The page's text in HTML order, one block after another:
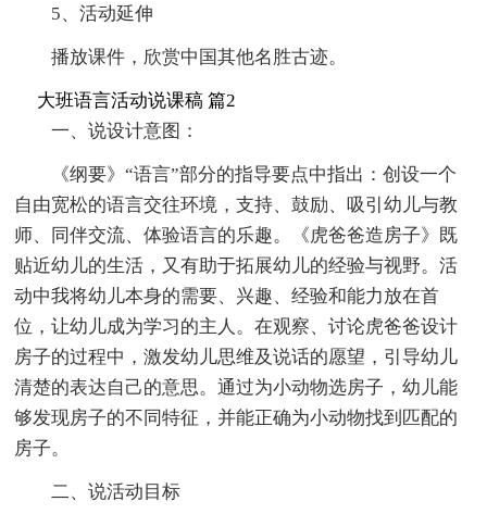
5、活动延伸
播放课件，欣赏中国其他名胜古迹。
大班语言活动说课稿 篇2
一、说设计意图：
《纲要》“语言”部分的指导要点中指出：创设一个
自由宽松的语言交往环境，支持、鼓励、吸引幼儿与教
师、同伴交流、体验语言的乐趣。《虎爸爸造房子》既
贴近幼儿的生活，又有助于拓展幼儿的经验与视野。活
动中我将幼儿本身的需要、兴趣、经验和能力放在首
位，让幼儿成为学习的主人。在观察、讨论虎爸爸设计
房子的过程中，激发幼儿思维及说话的愿望，引导幼儿
清楚的表达自己的意思。通过为小动物选房子，幼儿能
够发现房子的不同特征，并能正确为小动物找到匹配的
房子。
二、说活动目标